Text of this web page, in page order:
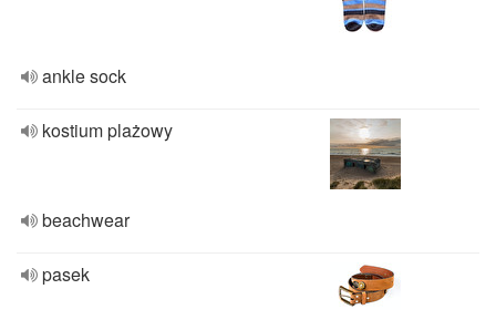
ankle sock
kostium plażowy
beachwear
pasek